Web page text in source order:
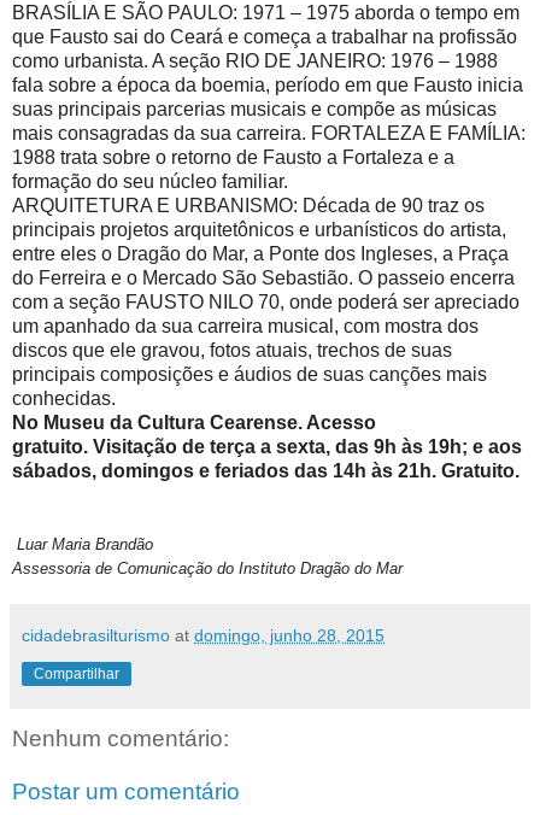
BRASÍLIA E SÃO PAULO: 1971 – 1975 aborda o tempo em
que Fausto sai do Ceará e começa a trabalhar na profissão
como urbanista. A seção RIO DE JANEIRO: 1976 – 1988
fala sobre a época da boemia, período em que Fausto inicia
suas principais parcerias musicais e compõe as músicas
mais consagradas da sua carreira. FORTALEZA E FAMÍLIA:
1988 trata sobre o retorno de Fausto a Fortaleza e a
formação do seu núcleo familiar.
ARQUITETURA E URBANISMO: Década de 90 traz os
principais projetos arquitetônicos e urbanísticos do artista,
entre eles o Dragão do Mar, a Ponte dos Ingleses, a Praça
do Ferreira e o Mercado São Sebastião. O passeio encerra
com a seção FAUSTO NILO 70, onde poderá ser apreciado
um apanhado da sua carreira musical, com mostra dos
discos que ele gravou, fotos atuais, trechos de suas
principais composições e áudios de suas canções mais
conhecidas.
No Museu da Cultura Cearense. Acesso
gratuito. Visitação de terça a sexta, das 9h às 19h; e aos
sábados, domingos e feriados das 14h às 21h. Gratuito.
Luar Maria Brandão
Assessoria de Comunicação do Instituto Dragão do Mar
cidadebrasilturismo at domingo, junho 28, 2015
Compartilhar
Nenhum comentário:
Postar um comentário